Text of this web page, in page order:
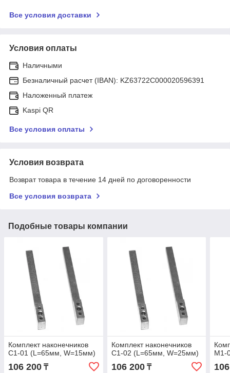
Все условия доставки
Условия оплаты
Наличными
Безналичный расчет (IBAN): KZ63722C000020596391
Наложенный платеж
Kaspi QR
Все условия оплаты
Условия возврата
Возврат товара в течение 14 дней по договоренности
Все условия возврата
Подобные товары компании
Комплект наконечников
С1-01 (L=65мм, W=15мм)
106 200 ₸
Комплект наконечников
С1-02 (L=65мм, W=25мм)
106 200₸
М1-